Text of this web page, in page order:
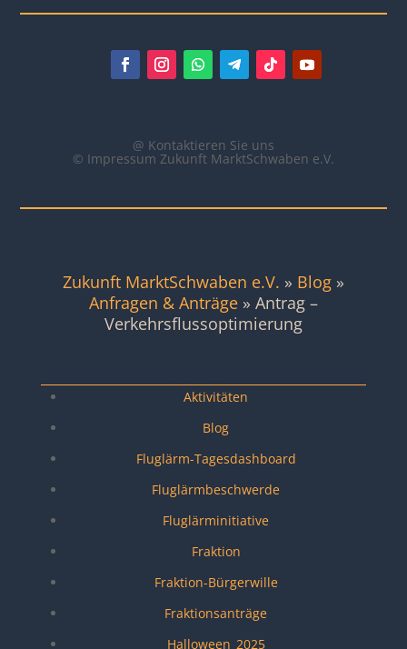
@ Kontaktieren Sie uns
© Impressum Zukunft MarktSchwaben e.V.
Zukunft MarktSchwaben e.V. » Blog»
Anfragen & Anträge» Antrag –
Verkehrsflussoptimierung
Aktivitäten
Blog
Fluglärm-Tagesdashboard
Fluglärmbeschwerde
Fluglärminitiative
Fraktion
Fraktion-Bürgerwille
Fraktionsanträge
Halloween_2025